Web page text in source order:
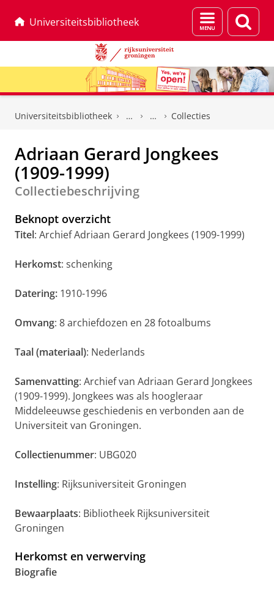
Universiteitsbibliotheek
Menu
en
Universiteitsbibliotheek Collecties
Adriaan Gerard Jongkees
(1909-1999)
Collectiebeschrijving
Beknopt overzicht
Titel: Archief Adriaan Gerard Jongkees (1909-1999)
Herkomst: schenking
Datering: 1910-1996
Omvang: 8 archiefdozen en 28 fotoalbums
Taal (materiaal): Nederlands
Samenvatting: Archief van Adriaan Gerard Jongkees
(1909-1999). Jongkees was als hoogleraar
Middeleeuwse geschiedenis en verbonden aan de
Universiteit van Groningen.
Collectienummer: UBG020
Instelling: Rijksuniversiteit Groningen
Bewaarplaats: Bibliotheek Rijksuniversiteit
Groningen
Herkomst en verwerving
Biografie